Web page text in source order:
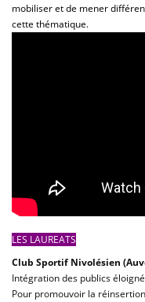
mobiliser et de mener
cette thématique.
LES LAUREATS
Club Sportif Nivolésien
Intégration des publics
Pour promouvoir la